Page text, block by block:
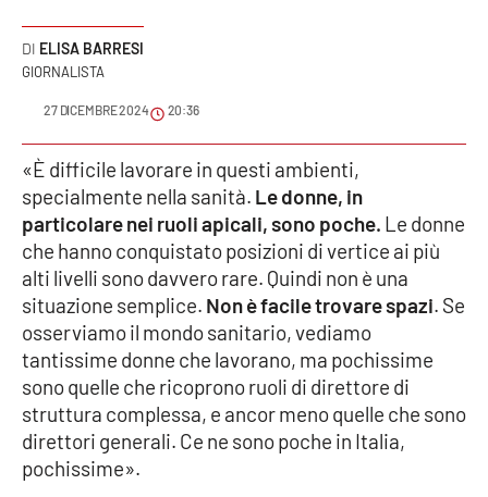
Podcast
Editoriali
VIDEO
Ambiente
Cronaca
Cultura
Economia e Lavoro
ELISA BARRESI
GIORNALISTA
27 DICEMBRE 2024 20:36
«È difficile lavorare in questi ambienti,
specialmente nella sanità. Le donne, in
particolare nei ruoli apicali, sono poche. Le donne
che hanno conquistato posizioni di vertice ai più
alti livelli sono davvero rare. Quindi non è una
situazione semplice. Non è facile trovare spazi. Se
osserviamo il mondo sanitario, vediamo
tantissime donne che lavorano, ma pochissime
sono quelle che ricoprono ruoli di direttore di
struttura complessa, e ancor meno quelle che sono
direttori generali. Ce ne sono poche in Italia,
pochissime».